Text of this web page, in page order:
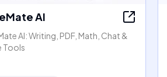
AI
AI: Writing, PDF, Math, Chat &
Tools